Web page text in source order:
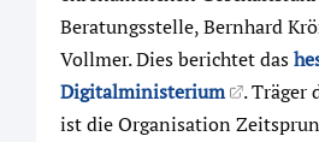
Beratungsstelle, Bernhard
Vollmer. Dies berichtet das
Digitalministerium
. Träger
ist die Organisation